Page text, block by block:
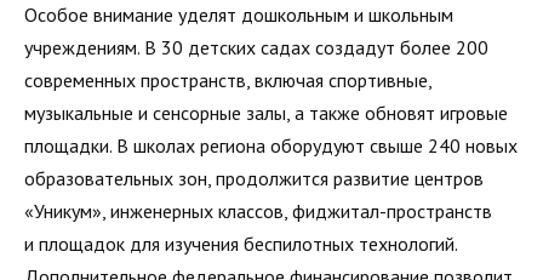
Особое внимание уделят дошкольным и школьным
учреждениям. В 30 детских садах создадут более 200
современных пространств, включая спортивные,
музыкальные и сенсорные залы, а также обновят игровые
площадки. В школах региона оборудуют свыше 240 новых
образовательных зон, продолжится развитие центров
«Уникум», инженерных классов, фиджитал-пространств
и площадок для изучения беспилотных технологий.